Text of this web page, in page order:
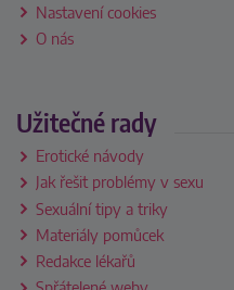
Nastavení cookies
O nás
Užitečné rady
Erotické návody
Jak řešit problémy v sexu
Sexuální tipy a triky
Materiály pomůcek
Redakce lékařů